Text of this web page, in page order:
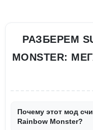
РАЗБЕРЕМ
MONSTER:
Почему этот мод
Rainbow Monster?